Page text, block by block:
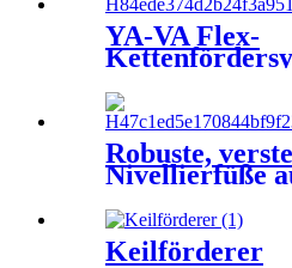
YA-VA Flex-
(Kettentyp 45
mm, 105 mm,
mm, 300 mm)
Robuste,
Nivellierfüße
Keilförderer